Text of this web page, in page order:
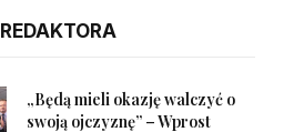
„Będą mieli okazję walczyć o
swoją ojczyznę” – Wprost